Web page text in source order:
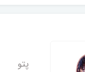
پتو